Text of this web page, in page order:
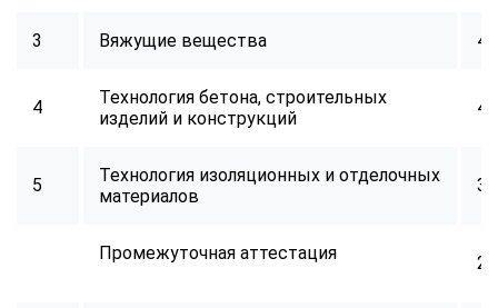
3 Вяжущие вещества 40
4
Технология бетона, строительных
изделий и конструкций
40
5
Технология изоляционных и отделочных
материалов
32
Промежуточная аттестация 2